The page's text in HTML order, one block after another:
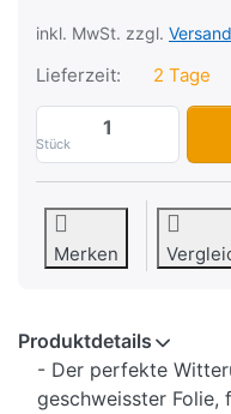
inkl. MwSt. zzgl.
Lieferzeit: 2 Tage
Stück
Merken
Produktdetails
- Der perfekte
geschweisster Folie,